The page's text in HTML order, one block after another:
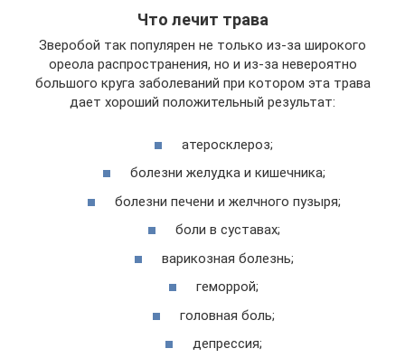
Что лечит трава
Зверобой так популярен не только из-за широкого
ореола распространения, но и из-за невероятно
большого круга заболеваний при котором эта трава
дает хороший положительный результат:
атеросклероз;
болезни желудка и кишечника;
болезни печени и желчного пузыря;
боли в суставах;
варикозная болезнь;
геморрой;
головная боль;
депрессия;